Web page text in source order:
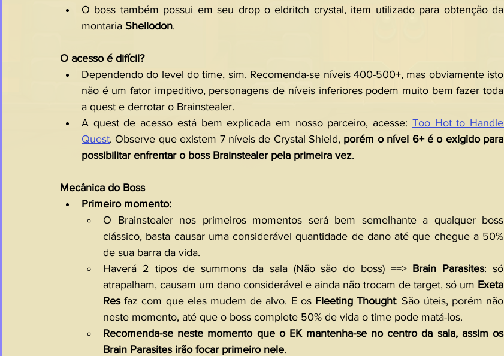
O boss também possui em seu drop o eldritch crystal, item utilizado para obtenção da
montaria Shellodon.
O acesso é difícil?
Dependendo do level do time, sim. Recomenda-se níveis 400-500+, mas obviamente isto
não é um fator impeditivo, personagens de níveis inferiores podem muito bem fazer toda
a quest e derrotar o Brainstealer.
A quest de acesso está bem explicada em nosso parceiro, acesse: Too Hot to Handle
Quest. Observe que existem 7 níveis de Crystal Shield, porém o nível 6+ é o exigido para
possibilitar enfrentar o boss Brainstealer pela primeira vez.
Mecânica do Boss
Primeiro momento:
O Brainstealer nos primeiros momentos será bem semelhante a qualquer boss
clássico, basta causar uma considerável quantidade de dano até que chegue a 50%
de sua barra da vida.
Haverá 2 tipos de summons da sala (Não são do boss) ==> Brain Parasites: só
atrapalham, causam um dano considerável e ainda não trocam de target, só um Exeta
Res faz com que eles mudem de alvo. E os Fleeting Thought: São úteis, porém não
neste momento, até que o boss complete 50% de vida o time pode matá-los.
Recomenda-se neste momento que o EK mantenha-se no centro da sala, assim os
Brain Parasites irão focar primeiro nele.